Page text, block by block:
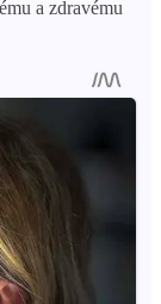
a zdravému